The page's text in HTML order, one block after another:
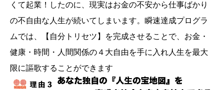
くて起業！したのに、現実はお金の不安から仕事ばかり
の不自由な人生が続いてしまいます。瞬速達成プログラ
ムでは、【自分トリセツ】を完成させることで、お金・
健康・時間・人間関係の４大自由を手に入れ人生を最大
限に謳歌することができます